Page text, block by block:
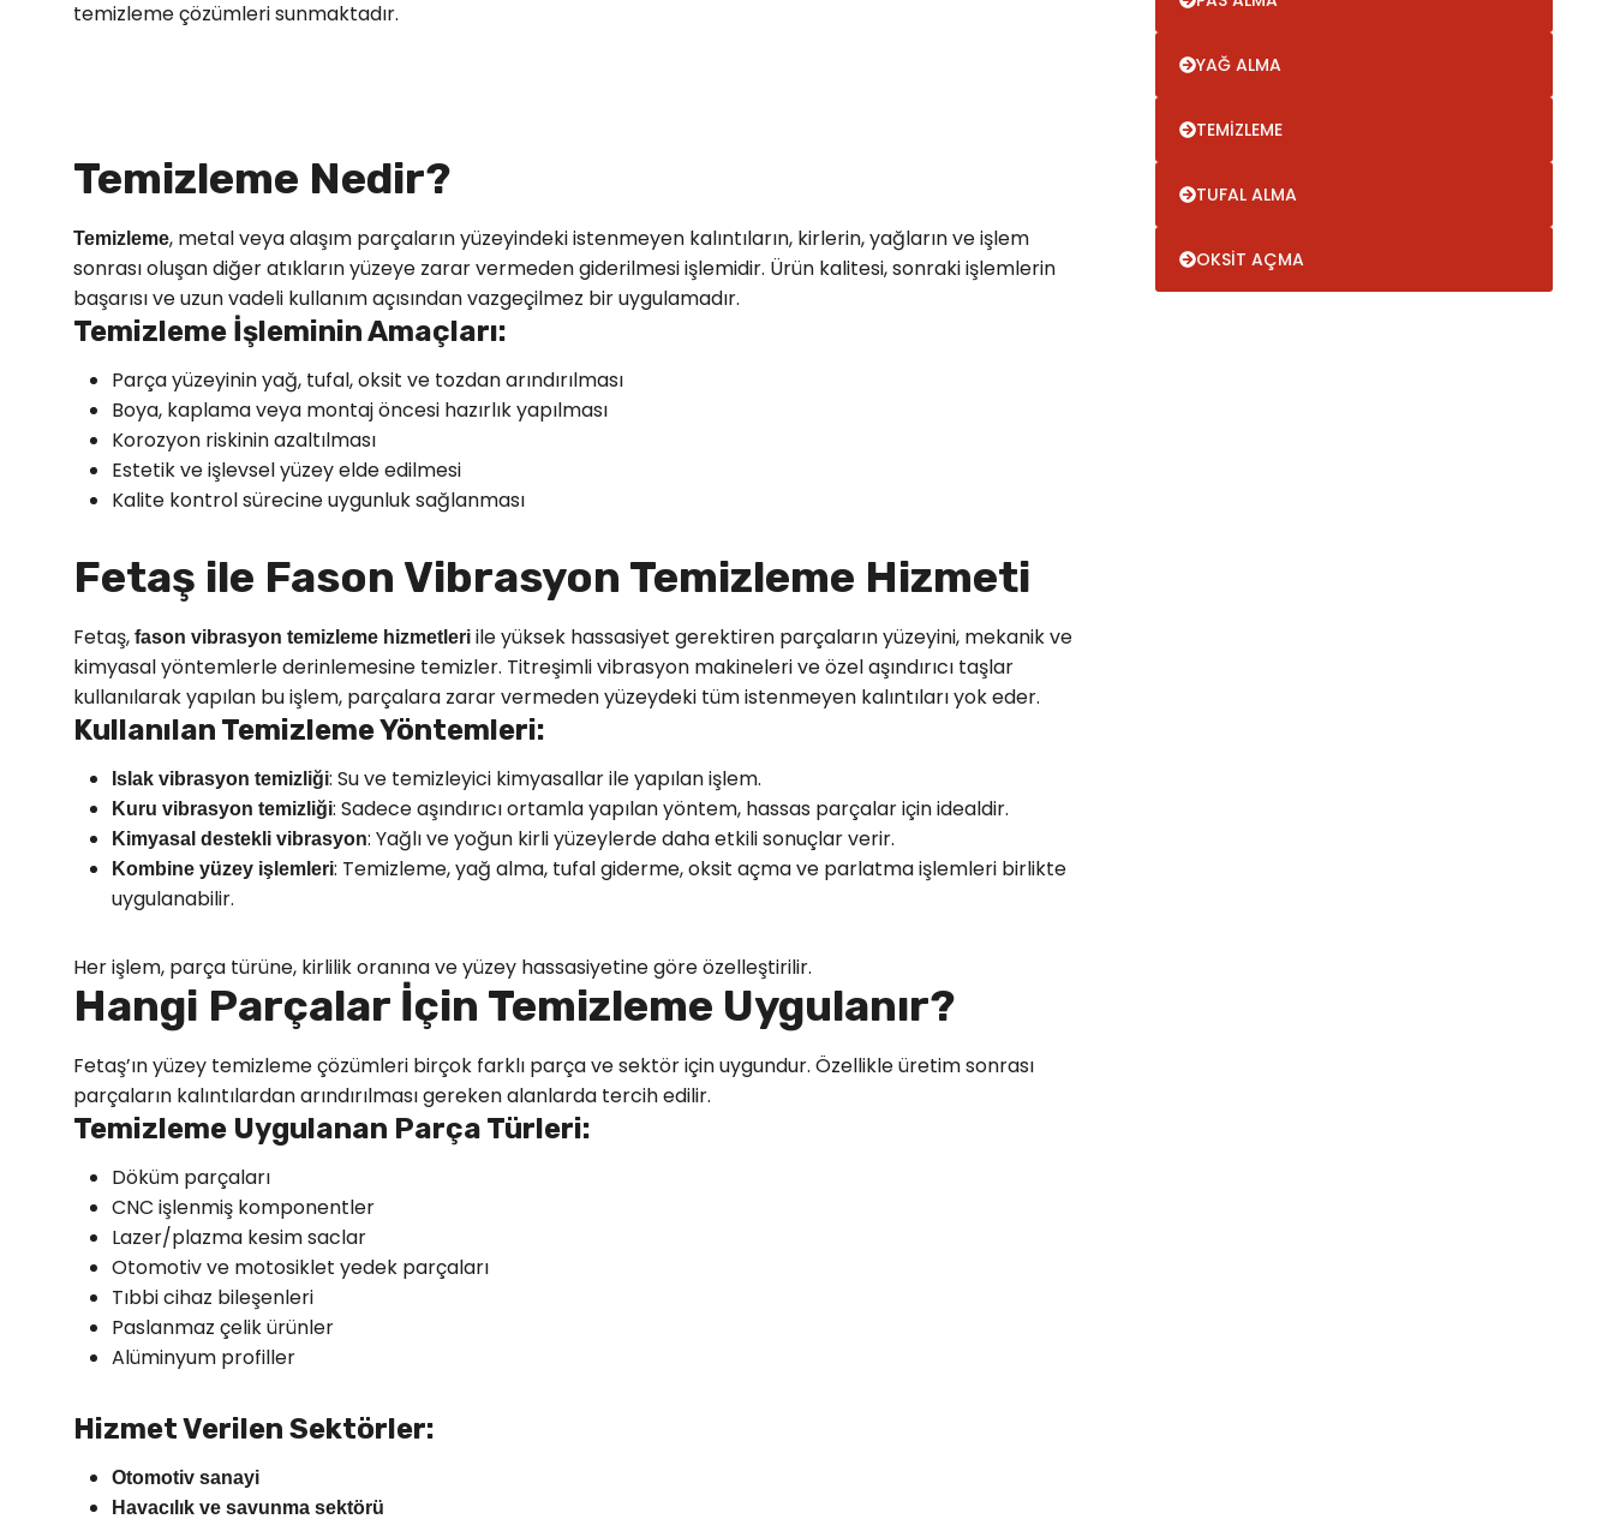
temizleme çözümleri sunmaktadır.
Temizleme Nedir?
Temizleme, metal veya alaşım parçaların yüzeyindeki istenmeyen kalıntıların, kirlerin, yağların ve işlem
sonrası oluşan diğer atıkların yüzeye zarar vermeden giderilmesi işlemidir. Ürün kalitesi, sonraki işlemlerin
başarısı ve uzun vadeli kullanım açısından vazgeçilmez bir uygulamadır.
Temizleme İşleminin Amaçları:
Parça yüzeyinin yağ, tufal, oksit ve tozdan arındırılması
Boya, kaplama veya montaj öncesi hazırlık yapılması
Korozyon riskinin azaltılması
Estetik ve işlevsel yüzey elde edilmesi
Kalite kontrol sürecine uygunluk sağlanması
Fetaş ile Fason Vibrasyon Temizleme Hizmeti
Fetaş, fason vibrasyon temizleme hizmetleri ile yüksek hassasiyet gerektiren parçaların yüzeyini, mekanik ve
kimyasal yöntemlerle derinlemesine temizler. Titreşimli vibrasyon makineleri ve özel aşındırıcı taşlar
kullanılarak yapılan bu işlem, parçalara zarar vermeden yüzeydeki tüm istenmeyen kalıntıları yok eder.
Kullanılan Temizleme Yöntemleri:
Islak vibrasyon temizliği: Su ve temizleyici kimyasallar ile yapılan işlem.
Kuru vibrasyon temizliği: Sadece aşındırıcı ortamla yapılan yöntem, hassas parçalar için idealdir.
Kimyasal destekli vibrasyon: Yağlı ve yoğun kirli yüzeylerde daha etkili sonuçlar verir.
Kombine yüzey işlemleri: Temizleme, yağ alma, tufal giderme, oksit açma ve parlatma işlemleri birlikte
uygulanabilir.
Her işlem, parça türüne, kirlilik oranına ve yüzey hassasiyetine göre özelleştirilir.
Hangi Parçalar İçin Temizleme Uygulanır?
Fetaş’ın yüzey temizleme çözümleri birçok farklı parça ve sektör için uygundur. Özellikle üretim sonrası
parçaların kalıntılardan arındırılması gereken alanlarda tercih edilir.
Temizleme Uygulanan Parça Türleri:
Döküm parçaları
CNC işlenmiş komponentler
Lazer/plazma kesim saclar
Otomotiv ve motosiklet yedek parçaları
Tıbbi cihaz bileşenleri
Paslanmaz çelik ürünler
Alüminyum profiller
Hizmet Verilen Sektörler:
Otomotiv sanayi
Havacılık ve savunma sektörü
YAĞ ALMA
TEMİZLEME
TUFAL ALMA
OKSİT AÇMA